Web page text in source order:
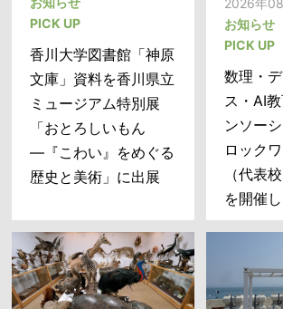
PICK UP
香川大学図書館「神原
文庫」資料を香川県立
ミュージアム特別展
「おとろしいもん
―『こわい』をめぐる
歴史と美術」に出展
学生サ
が夏休
クラブ
ネット
室』の
催 〜ス
増する
のネッ
PICK UP
香川大学図書館「神原
文庫」資料を香川県立
ミュージアム特別展
「おとろしいもん
―『こわい』をめぐる
歴史と美術」に出展
お知らせ
PICK UP
数理・
ス・AI
ンソー
ロック
（代表
を開催